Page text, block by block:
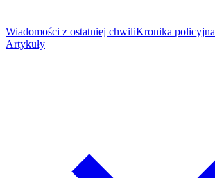
Wiadomości z ostatniej chwiliKronika policyjna
Artykuły